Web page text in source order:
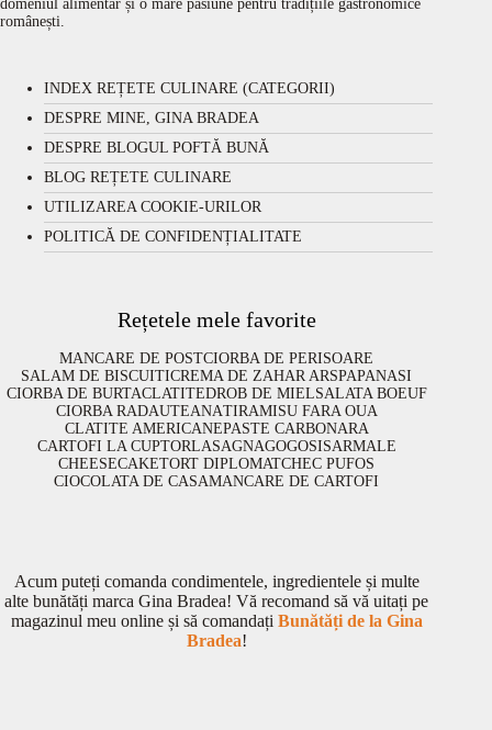
domeniul alimentar și o mare pasiune pentru tradițiile gastronomice
românești.
INDEX REȚETE CULINARE (CATEGORII)
DESPRE MINE, GINA BRADEA
DESPRE BLOGUL POFTĂ BUNĂ
BLOG REȚETE CULINARE
UTILIZAREA COOKIE-URILOR
POLITICĂ DE CONFIDENȚIALITATE
Rețetele mele favorite
MANCARE DE POSTCIORBA DE PERISOARE
SALAM DE BISCUITICREMA DE ZAHAR ARSPAPANASI
CIORBA DE BURTACLATITEDROB DE MIELSALATA BOEUF
CIORBA RADAUTEANATIRAMISU FARA OUA
CLATITE AMERICANEPASTE CARBONARA
CARTOFI LA CUPTORLASAGNAGOGOSISARMALE
CHEESECAKETORT DIPLOMATCHEC PUFOS
CIOCOLATA DE CASAMANCARE DE CARTOFI
Acum puteți comanda condimentele, ingredientele și multe
alte bunătăți marca Gina Bradea! Vă recomand să vă uitați pe
magazinul meu online și să comandați Bunătăți de la Gina
Bradea!